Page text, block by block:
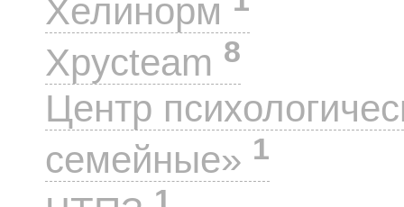
Хелинорм
Хрусteam 8
Центр
семейные» 1
1